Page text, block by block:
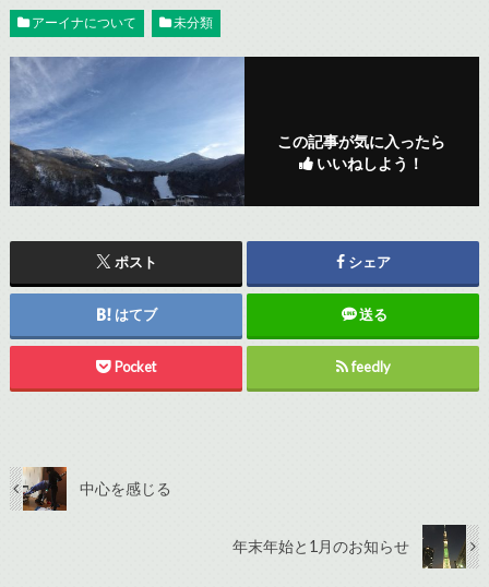
アーイナについて 未分類
この記事が気に入ったら
いいねしよう！
ポスト シェア
はてブ 送る
Pocket feedly
中心を感じる
年末年始と1月のお知らせ